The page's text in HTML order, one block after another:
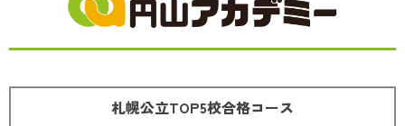
札幌公立TOP5校合格コース